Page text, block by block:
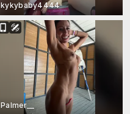
kykybaby4444
Palmer__